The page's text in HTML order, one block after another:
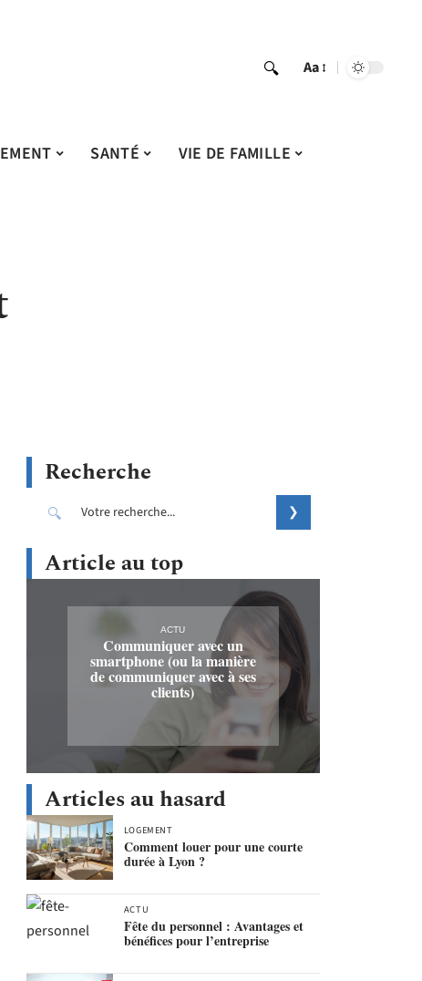
Aa
SANTÉ
VIE DE FAMILLE
Recherche
Article au top
ACTU
Communiquer avec un
smartphone (ou la manière
de communiquer avec à ses
clients)
Articles au hasard
LOGEMENT
Comment louer pour une courte
durée à Lyon ?
ACTU
Fête du personnel : Avantages et
bénéfices pour l’entreprise